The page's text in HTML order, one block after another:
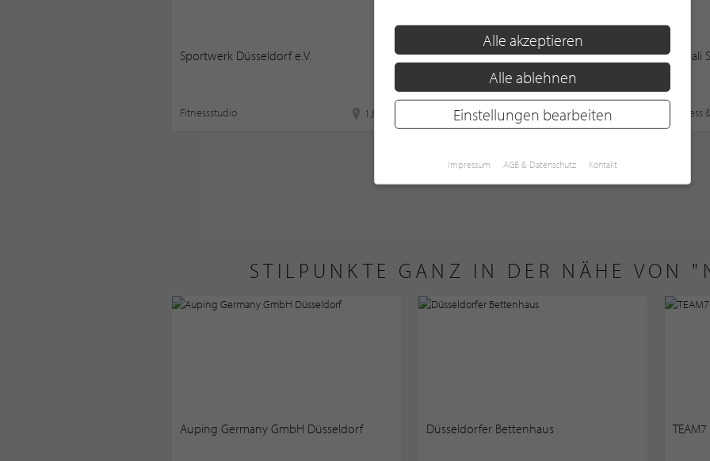
Sportwerk Düsseldorf e.V.
Fitnessstudio 1,8 km
Männing hören-sehen-erleben -
Hörakustiker 8,7 km
WEITERE PARTNER ZEIGEN
STILPUNKTE GANZ IN DER NÄHE VON
Auping Germany GmbH Düsseldorf Düsseldorfer Bettenhaus
Alle akzeptieren
Alle ablehnen
Einstellungen bearbeiten
Impressum AGB & Datenschutz Kontakt